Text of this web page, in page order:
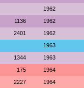
1962
1136 1962
2401 1962
1963
1344 1963
175 1964
2227 1964